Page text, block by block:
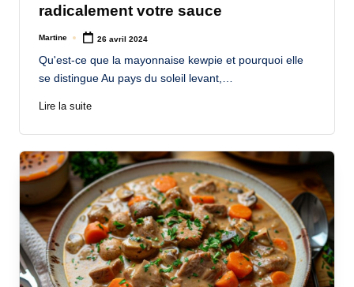
radicalement votre sauce
Posted
Martine 26 avril 2024
Qu'est-ce que la mayonnaise kewpie et pourquoi elle
se distingue Au pays du soleil levant,…
Lire la suite